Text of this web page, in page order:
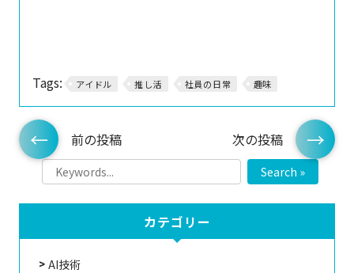
Tags: アイドル 推し活 社員の日常 趣味
前の投稿 次の投稿
Search »
カテゴリー
AI技術